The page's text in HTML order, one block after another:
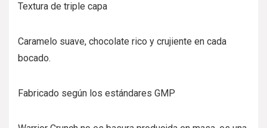
Textura de triple capa
Caramelo suave, chocolate rico y crujiente en cada
bocado.
Fabricado según los estándares GMP